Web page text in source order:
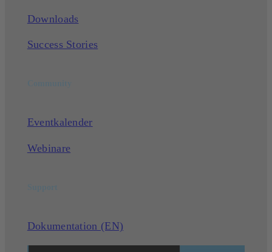
Downloads
Success Stories
Eventkalender
Webinare
Dokumentation (EN)